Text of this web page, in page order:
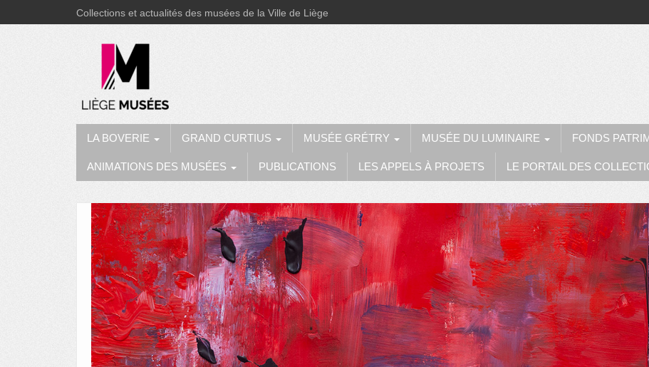
Collections et actualités des musées de la Ville de Liège
LA BOVERIE GRAND CURTIUS MUSÉE GRÉTRY MUSÉE DU LUMINAIRE FONDS
ANIMATIONS DES MUSÉES PUBLICATIONS LES APPELS À PROJETS LE PORTAIL DES